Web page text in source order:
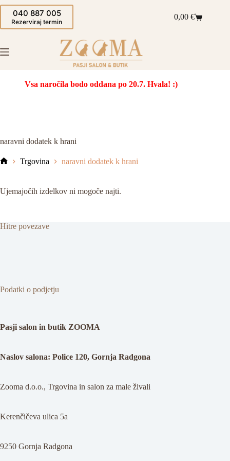
Skip
content
040 887 005
Rezerviraj termin
Shopping
0,00€
Vsa naročila bodo oddana po 20.7. Hvala! :)
naravni dodatek k hrani
Trgovina naravni dodatek k hrani
Ujemajočih izdelkov ni mogoče najti.
Hitre povezave
Podatki o podjetju
Pasji salon in butik ZOOMA
Naslov salona: Police 120, Gornja Radgona
Zooma d.o.o., Trgovina in salon za male živali
Kerenčičeva ulica 5a
9250 Gornja Radgona